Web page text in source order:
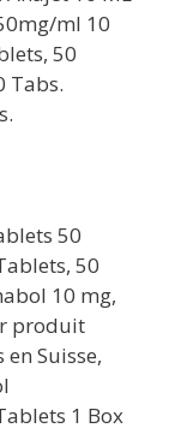
ml 10
50
Tabs.
50
50
10 mg,
produit
Suisse,
1 Box